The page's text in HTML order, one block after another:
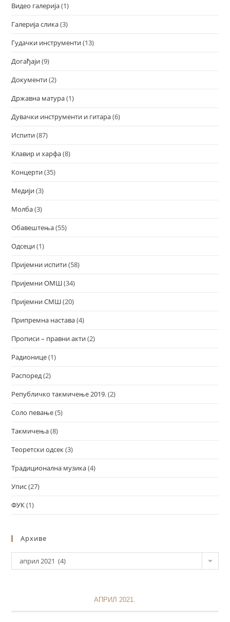
Видео галерија(1)
Галерија слика(3)
Гудачки инструменти(13)
Догађаји(9)
Документи(2)
Државна матура(1)
Дувачки инструменти и гитара(6)
Испити(87)
Клавир и харфа(8)
Концерти(35)
Медији(3)
Молба(3)
Обавештења(55)
Одсеци(1)
Пријемни испити(58)
Пријемни ОМШ(34)
Пријемни СМШ(20)
Припремна настава(4)
Прописи – правни акти(2)
Радионице(1)
Распоред(2)
Републичко такмичење 2019.(2)
Соло певање(5)
Такмичења(8)
Теоретски одсек(3)
Традиционална музика(4)
Упис(27)
ФУК(1)
Архиве
април 2021 (4)
АПРИЛ 2021.